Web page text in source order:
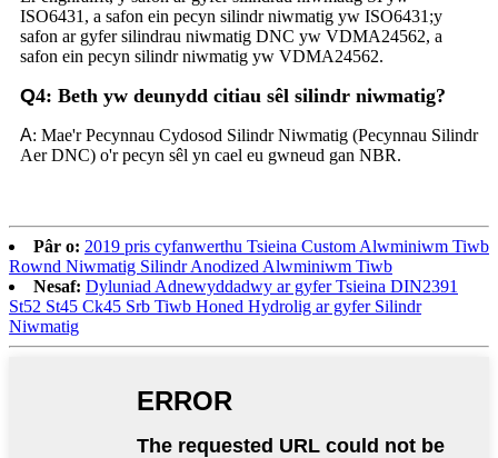
ISO6431, a safon ein pecyn silindr niwmatig yw ISO6431;y
safon ar gyfer silindrau niwmatig DNC yw VDMA24562, a
safon ein pecyn silindr niwmatig yw VDMA24562.
Q4: Beth yw deunydd citiau sêl silindr niwmatig?
A: Mae'r Pecynnau Cydosod Silindr Niwmatig (Pecynnau Silindr
Aer DNC) o'r pecyn sêl yn cael eu gwneud gan NBR.
Pâr o: 2019 pris cyfanwerthu Tsieina Custom Alwminiwm Tiwb
Rownd Niwmatig Silindr Anodized Alwminiwm Tiwb
Nesaf: Dyluniad Adnewyddadwy ar gyfer Tsieina DIN2391
St52 St45 Ck45 Srb Tiwb Honed Hydrolig ar gyfer Silindr
Niwmatig